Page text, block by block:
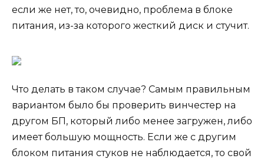
если же нет, то, очевидно, проблема в блоке
питания, из-за которого жесткий диск и стучит.
Что делать в таком случае? Самым правильным
вариантом было бы проверить винчестер на
другом БП, который либо менее загружен, либо
имеет большую мощность. Если же с другим
блоком питания стуков не наблюдается, то свой